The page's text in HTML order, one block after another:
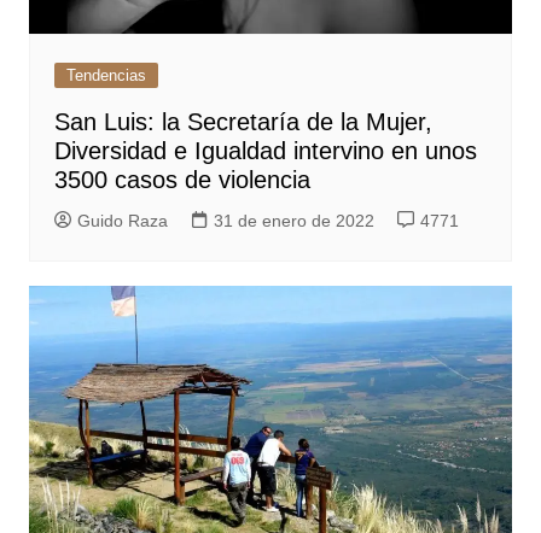
Tendencias
San Luis: la Secretaría de la Mujer,
Diversidad e Igualdad intervino en unos
3500 casos de violencia
Guido Raza 31 de enero de 2022 4771